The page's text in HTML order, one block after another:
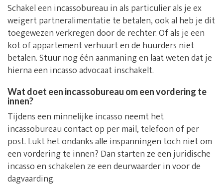
Schakel een incassobureau in als particulier als je ex
weigert partneralimentatie te betalen, ook al heb je dit
toegewezen verkregen door de rechter. Of als je een
kot of appartement verhuurt en de huurders niet
betalen. Stuur nog één aanmaning en laat weten dat je
hierna een incasso advocaat inschakelt.
Wat doet een incassobureau om een vordering te
innen?
Tijdens een minnelijke incasso neemt het
incassobureau contact op per mail, telefoon of per
post. Lukt het ondanks alle inspanningen toch niet om
een vordering te innen? Dan starten ze een juridische
incasso en schakelen ze een deurwaarder in voor de
dagvaarding.